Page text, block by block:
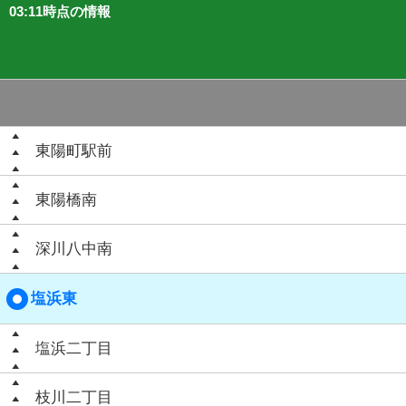
03:11時点の情報
東陽町駅前
東陽橋南
深川八中南
塩浜東
塩浜二丁目
枝川二丁目